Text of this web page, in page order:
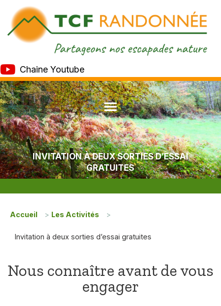
Chaine Youtube
INVITATION À DEUX SORTIES D’ESSAI
GRATUITES
Accueil > Les Activités >
Invitation à deux sorties d’essai gratuites
Nous connaître avant de vous
engager